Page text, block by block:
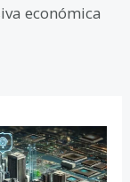
económica